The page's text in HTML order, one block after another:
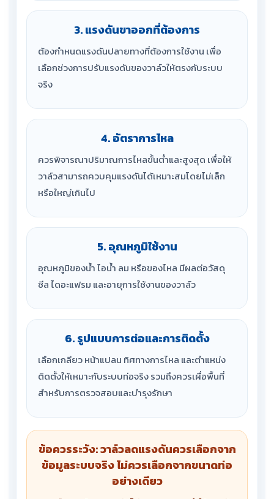
3. แรงดันขาออกที่ต้องการ
ต้องกำหนดแรงดันปลายทางที่ต้องการใช้งาน เพื่อ
เลือกช่วงการปรับแรงดันของวาล์วให้ตรงกับระบบ
จริง
4. อัตราการไหล
ควรพิจารณาปริมาณการไหลขั้นต่ำและสูงสุด เพื่อให้
วาล์วสามารถควบคุมแรงดันได้เหมาะสมโดยไม่เล็ก
หรือใหญ่เกินไป
5. อุณหภูมิใช้งาน
อุณหภูมิของน้ำ ไอน้ำ ลม หรือของไหล มีผลต่อวัสดุ
ซีล ไดอะแฟรม และอายุการใช้งานของวาล์ว
6. รูปแบบการต่อและการติดตั้ง
เลือกเกลียว หน้าแปลน ทิศทางการไหล และตำแหน่ง
ติดตั้งให้เหมาะกับระบบท่อจริง รวมถึงควรเผื่อพื้นที่
สำหรับการตรวจสอบและบำรุงรักษา
ข้อควรระวัง: วาล์วลดแรงดันควรเลือกจาก
ข้อมูลระบบจริง ไม่ควรเลือกจากขนาดท่อ
อย่างเดียว